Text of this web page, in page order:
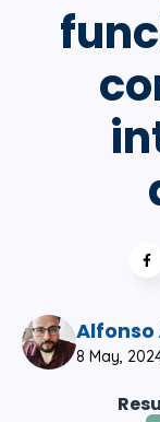
Alfonso
8 May,